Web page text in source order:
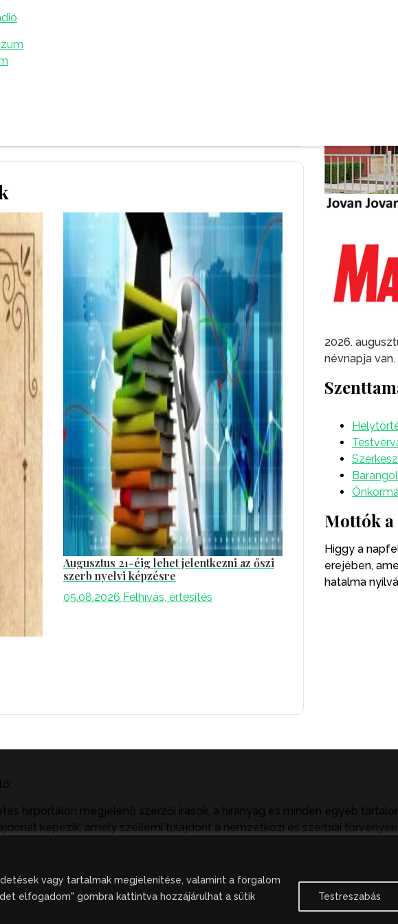
vagy tartalmak megjelenítése, valamint a forgalom
elfogadom" gombra kattintva hozzájárulhat a sütik
Testreszabás
Augusztus 21-éig lehet jelentkezni az őszi
szerb nyelvi képzésre
05.08.2026 Felhívás, értesítés
2026.
névnapja van.
Mottók a
Higgy a
erejében,
hatalma
hírportálon megjelenő szerzői írások, a híranyag és minden egyéb
képezik, amely szellemi tulajdont a nemzetközi és szerbiai
csak hivatkozással, illetve a forrás megjelölésével lehetséges.